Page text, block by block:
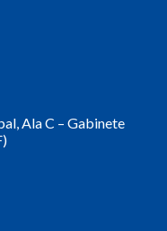
Ala C – Gabinete